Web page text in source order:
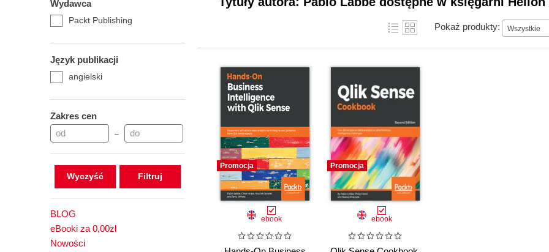
Wydawca
Packt Publishing
Język publikacji
angielski
Zakres cen
–
Wyczyść
BLOG
eBooki za 0,00zł
Nowości
Pokaż produkty: Wszystkie
Promocja
ebook
Promocja
ebook